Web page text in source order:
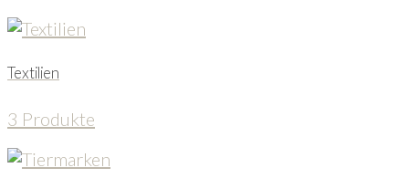
Textilien
3 Produkte